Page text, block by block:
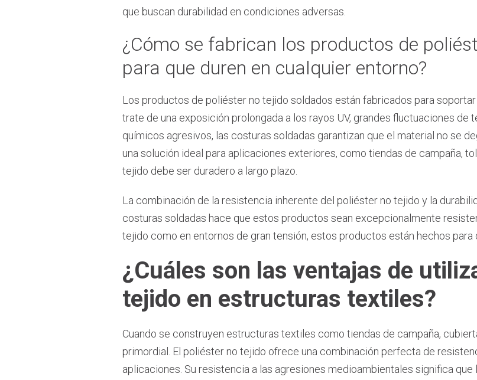
que buscan durabilidad en condiciones adversas.
¿Cómo se fabrican los productos de
para que duren en cualquier entorno?
Los productos de poliéster no tejido soldados están fabricados para
trate de una exposición prolongada a los rayos UV, grandes fluctuaciones
químicos agresivos, las costuras soldadas garantizan que el material no se
una solución ideal para aplicaciones exteriores, como tiendas de campaña,
tejido debe ser duradero a largo plazo.
La combinación de la resistencia inherente del poliéster no tejido y la
costuras soldadas hace que estos productos sean excepcionalmente
tejido como en entornos de gran tensión, estos productos están hechos para
¿Cuáles son las ventajas de
tejido en estructuras textiles?
Cuando se construyen estructuras textiles como tiendas de campaña,
primordial. El poliéster no tejido ofrece una combinación perfecta de
aplicaciones. Su resistencia a las agresiones medioambientales significa